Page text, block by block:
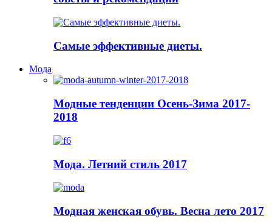
Самые эффективные диеты.
Мода
Модные тенденции Осень-Зима 2017-
2018
Мода. Летний стиль 2017
Модная женская обувь. Весна лето 2017